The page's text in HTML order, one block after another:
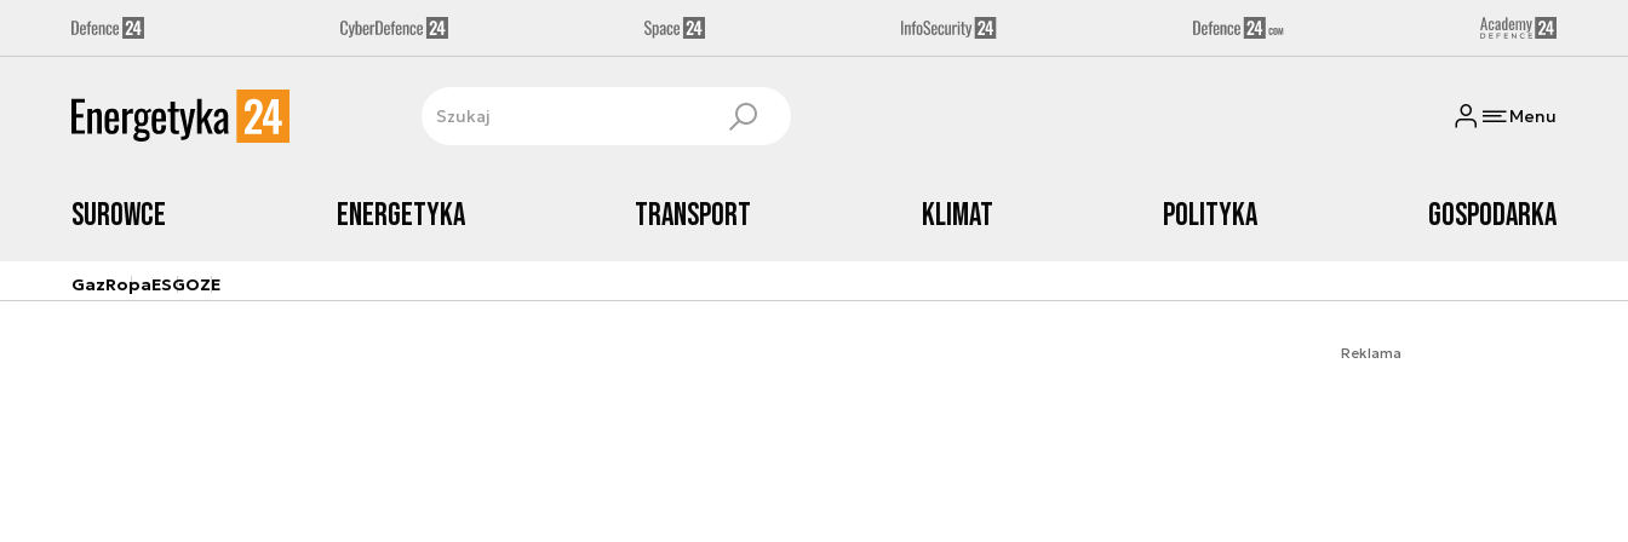
Menu
Surowce Energetyka Transport Klimat Polityka Gospodarka
GazRopaESGOZE
Reklama